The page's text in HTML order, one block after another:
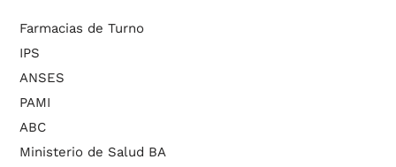
Farmacias de Turno
IPS
ANSES
PAMI
ABC
Ministerio de Salud BA